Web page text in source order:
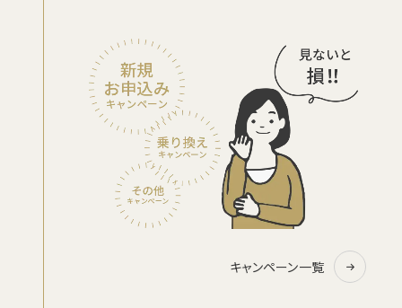
お知らせ
ご利用中のお客さま
催事・イベント情報
資料請求
資料ダウンロード
キャンペーン一覧